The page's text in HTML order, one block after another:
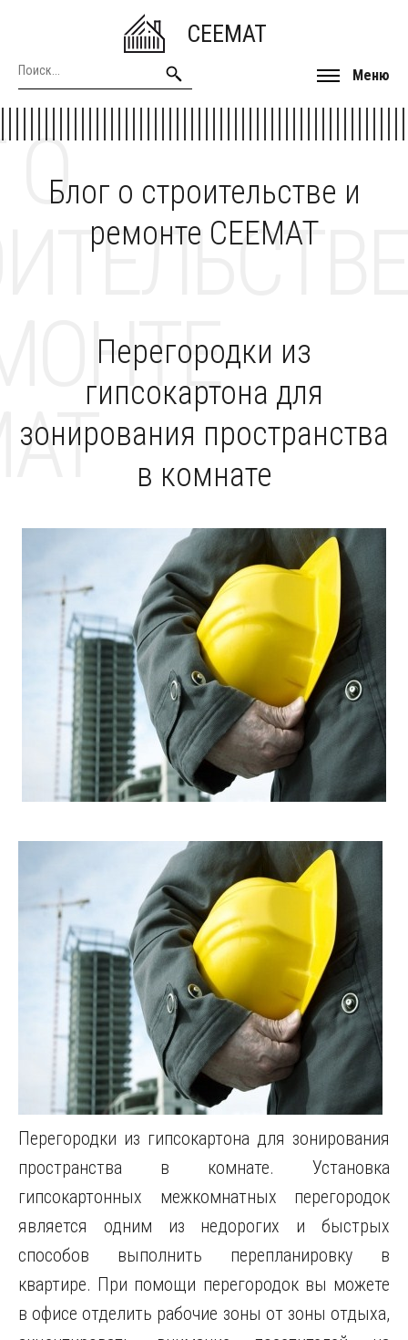
CEEMAT
Меню
Блог о строительстве и
ремонте CEEMAT
О
Перегородки из
гипсокартона для
зонирования пространства
в комнате
Перегородки из гипсокартона для зонирования
пространства в комнате. Установка
гипсокартонных межкомнатных перегородок
является одним из недорогих и быстрых
способов выполнить перепланировку в
квартире. При помощи перегородок вы можете
в офисе отделить рабочие зоны от зоны отдыха,